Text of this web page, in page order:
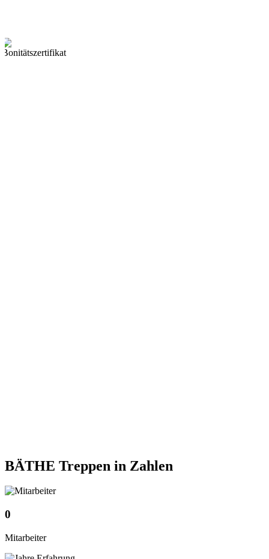
BÄTHE Treppen in Zahlen
0
Mitarbeiter